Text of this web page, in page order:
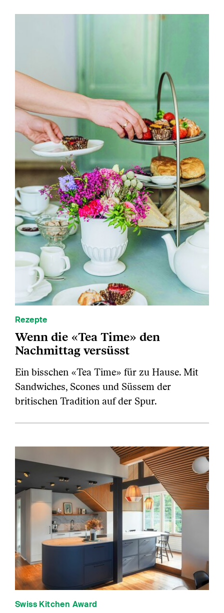
Rezepte
Wenn die «Tea Time» den
Nachmittag versüsst
Ein bisschen «Tea Time» für zu Hause. Mit
Sandwiches, Scones und Süssem der
britischen Tradition auf der Spur.
Swiss Kitchen Award